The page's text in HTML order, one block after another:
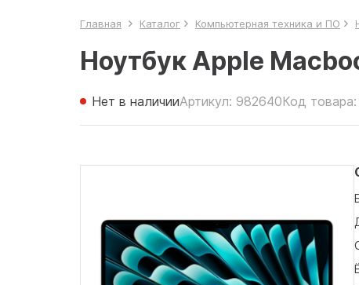
Главная Каталог Компьютерная техника и ПО
Ноутбук Apple
Нет в наличииАртикул: 982640Код